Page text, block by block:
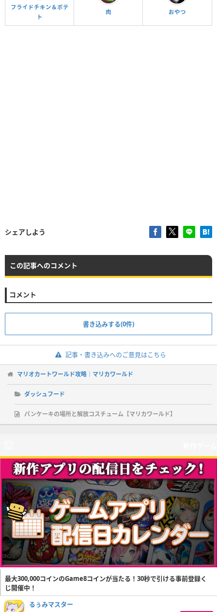
フライドチキン＆ポテ
ト
肉 おやつ
シェアしよう
この記事へのコメント
コメント
書き込みする(0件)
記事・書き込みへのご意見はこちら
マリオカートワールド攻略｜マリカワールド
ダッシュフード
パンケーキの場所と解放コスチューム【マリカワールド】
最大300,000コインのGame8コインが当たる！30秒で引ける事前登録く
じ開催中！
るぅみマスター